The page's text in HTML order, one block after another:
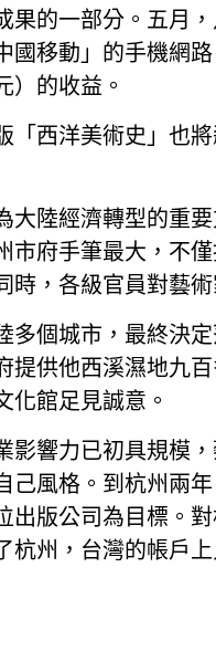
果的一部分。五月
國移動」的手機網
）的收益。
「西洋美術史」也
大陸經濟轉型的重
市府手筆最大，不
時，各級官員對藝術
多個城市，最終決
提供他西溪濕地九
化館足見誠意。
影響力已初具規模
己風格。到杭州兩
出版公司為目標。
杭州，台灣的帳戶